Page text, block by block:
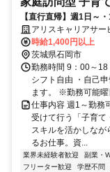
【直行直帰】週1日～
業】保育士や看護師の
アリスキャリアサ
時給1,400円以上
茨城県石岡市
勤務時間 9：00～18
シフト自由 ・自己
ます。 ※勤務可能曜
仕事内容 週1～勤務
受けて行う「子育て
スキルを活かしなが
るお仕事。資...
業界未経験者歓迎 副業・
フリーター歓迎
学歴不問